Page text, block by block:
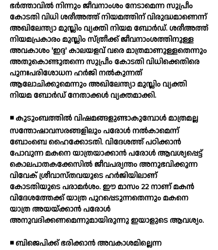
ഭര്‍ത്താവില്‍ നിന്നും ജീവനാംശം നേടാമെന്ന സുപ്രീം
കോടതി വിധി ശരീഅത്ത് നിയമത്തിന് വിരുദ്ധമാണെന്ന്
അഖിലേന്ത്യാ മുസ്ലിം വ്യക്തി നിയമ ബോര്‍ഡ്. ശരീഅത്ത്
നിയമപ്രകാരം മുസ്ലിം സ്ത്രീക്ക് ജീവനാംശത്തിനുള്ള
അവകാശം 'ഇദ്ദ' കാലയളവ് വരെ മാത്രമാണുള്ളതെന്നും
അതുകൊണ്ടുതന്നെ സുപ്രീം കോടതി വിധിക്കെതിരെ
പുനഃപരിശോധന ഹര്‍ജി നല്‍കുന്നത്
ആലോചിക്കുമെന്നും അഖിലേന്ത്യാ മുസ്ലിം വ്യക്തി
നിയമ ബോര്‍ഡ് നേതാക്കള്‍ വ്യക്തമാക്കി.
◾ കുടുംബത്തില്‍ വിഷമങ്ങളുണ്ടാകുമ്പോള്‍ മാത്രമല്ല
സന്തോഷാവസരങ്ങളിലും പരോള്‍ നല്‍കാമെന്ന്
ബോംബെ ഹൈക്കോടതി. വിദേശത്ത് പഠിക്കാന്‍
പോവുന്ന മകനെ യാത്രയാക്കാന്‍ പരോള്‍ ആവശ്യപ്പെട്ട്
കൊലപാതകക്കേസില്‍ ജീവപര്യന്തം അനുഭവിക്കുന്ന
വിവേക് ശ്രീവാസ്തവയുടെ ഹര്‍ജിയിലാണ്
കോടതിയുടെ പരാമര്‍ശം. ഈ മാസം 22 നാണ് മകന്‍
വിദേശത്തേക്ക് യാത്ര പുറപ്പെടുന്നതെന്നും മകനെ
യാത്ര അയയ്ക്കാന്‍ പരോള്‍
അനുവദിക്കണമെന്നുമായിരുന്നു ഇയാളുടെ ആവശ്യം.
◾ ബിജെപിക്ക് ഭരിക്കാന്‍ അവകാശമില്ലെന്ന